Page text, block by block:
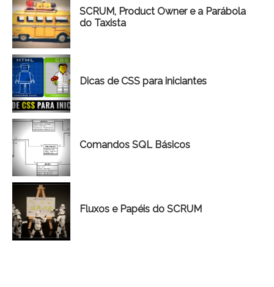
SCRUM, Product Owner e a Parábola
do Taxista
Dicas de CSS para iniciantes
Comandos SQL Básicos
Fluxos e Papéis do SCRUM